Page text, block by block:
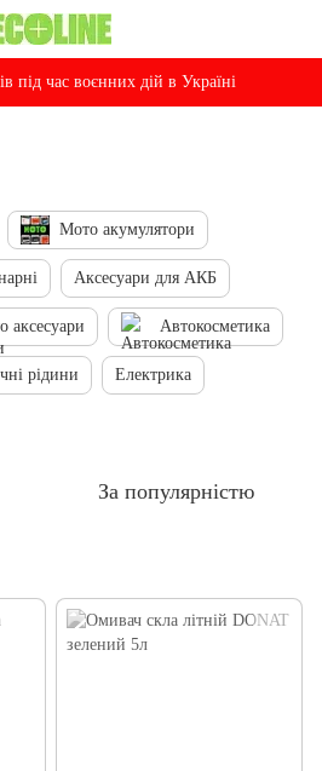
під час воєнних дій в Україні
Мото акумулятори
Аксесуари для АКБ
аксесуари Автокосметика
рідини Електрика
За популярністю